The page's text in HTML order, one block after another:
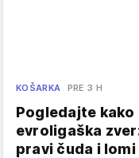
KOŠARKA PRE 3 H
Pogledajte kako
evroligaška
pravi čuda i